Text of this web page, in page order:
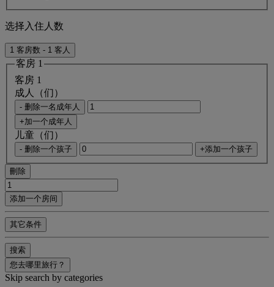
选择入住人数
1 客房数 - 1 客人
客房 1
客房 1
成人（们）
- 删除一名成年人
+加一个成年人
儿童（们）
- 删除一个孩子 +添加一个孩子
刪除
添加一个房间
其它条件
搜索
您去哪里旅行？
Skip search by categories